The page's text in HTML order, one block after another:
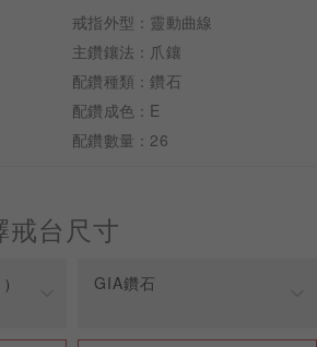
預約來店
戒指外型：靈動曲線
主鑽鑲法：爪鑲
配鑽種類：鑽石
配鑽成色：E
配鑽數量：26
戒台尺寸
戒台價格
GIA鑽石